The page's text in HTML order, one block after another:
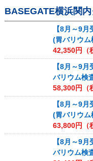
BASEGATE横浜関
【8月～9
(胃バリウム
42,350円（
【8月～9
バリウム検
58,300円（
【8月～9
(胃バリウム
63,800円（
【8月～9
バリウム検